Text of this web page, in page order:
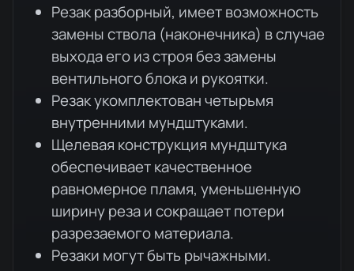
Резак разборный, имеет возможность
замены ствола (наконечника) в случае
выхода его из строя без замены
вентильного блока и рукоятки.
Резак укомплектован четырьмя
внутренними мундштуками.
Щелевая конструкция мундштука
обеспечивает качественное
равномерное пламя, уменьшенную
ширину реза и сокращает потери
разрезаемого материала.
Резаки могут быть рычажными.